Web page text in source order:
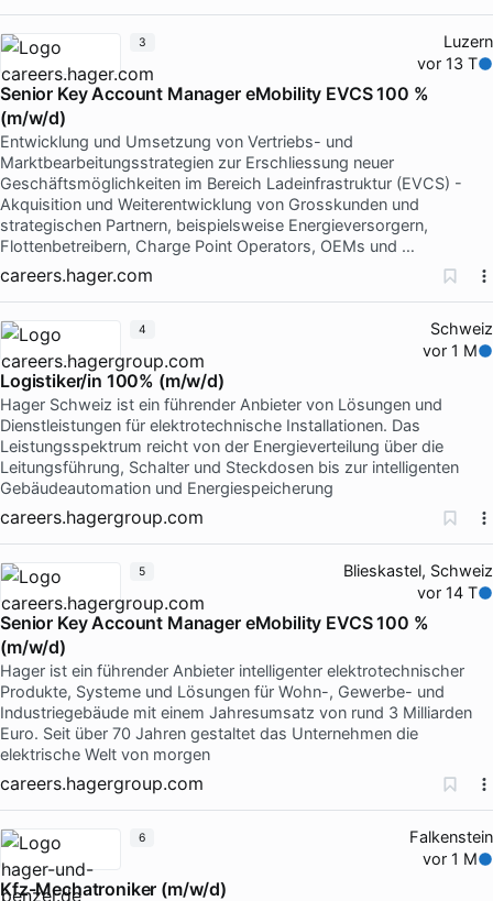
Luzern
vor 13 T
Senior Key Account Manager eMobility EVCS 100 %
(m/w/d)
Entwicklung und Umsetzung von Vertriebs- und
Marktbearbeitungsstrategien zur Erschliessung neuer
Geschäftsmöglichkeiten im Bereich Ladeinfrastruktur (EVCS) -
Akquisition und Weiterentwicklung von Grosskunden und
strategischen Partnern, beispielsweise Energieversorgern,
Flottenbetreibern, Charge Point Operators, OEMs und …
careers.hager.com
3
Schweiz
vor 1 M
Logistiker/in 100% (m/w/d)
Hager Schweiz ist ein führender Anbieter von Lösungen und
Dienstleistungen für elektrotechnische Installationen. Das
Leistungsspektrum reicht von der Energieverteilung über die
Leitungsführung, Schalter und Steckdosen bis zur intelligenten
Gebäudeautomation und Energiespeicherung
careers.hagergroup.com
4
Blieskastel, Schweiz
vor 14 T
Senior Key Account Manager eMobility EVCS 100 %
(m/w/d)
Hager ist ein führender Anbieter intelligenter elektrotechnischer
Produkte, Systeme und Lösungen für Wohn-, Gewerbe- und
Industriegebäude mit einem Jahresumsatz von rund 3 Milliarden
Euro. Seit über 70 Jahren gestaltet das Unternehmen die
elektrische Welt von morgen
careers.hagergroup.com
5
Falkenstein
vor 1 M
Kfz-Mechatroniker (m/w/d)
6